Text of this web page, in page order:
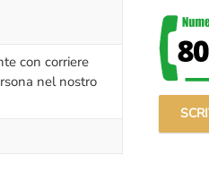
con corriere
nel nostro